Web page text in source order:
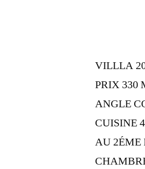
VILLLA
PRIX 330
ANGLE
CUISINE
AU 2ÉME